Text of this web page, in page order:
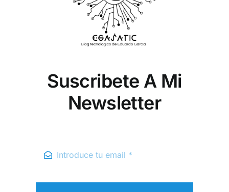
Suscribete A Mi
Newsletter